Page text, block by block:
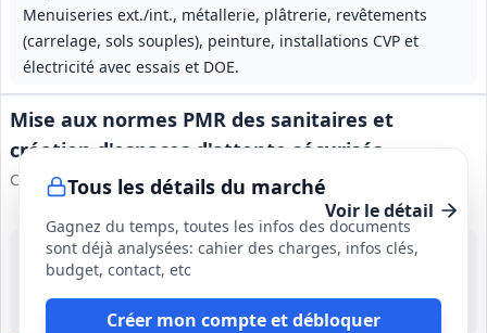
Menuiseries ext./int., métallerie, plâtrerie, revêtements
(carrelage, sols souples), peinture, installations CVP et
électricité avec essais et DOE.
Tous les détails du marché
Gagnez du temps, toutes les infos des documents
sont déjà analysées: cahier des charges, infos clés,
budget, contact, etc
Créer mon compte et débloquer
Mise aux normes PMR des sanitaires et
création d'espaces d'attente sécurisés
Conseil départemental des Alpes-de-Haute-Provence
Voir le détail
13 août 2026
Digne-les-Bains (04)
16 semaines (dont 5 semaines de préparation)